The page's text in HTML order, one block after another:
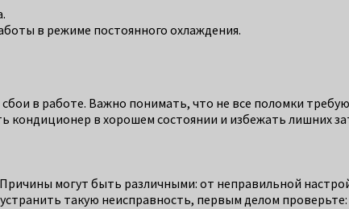
в режиме постоянного охлаждения.
в работе. Важно понимать, что не все поломки
в хорошем состоянии и избежать лишних
могут быть различными: от неправильной
такую неисправность, первым делом проверьте: